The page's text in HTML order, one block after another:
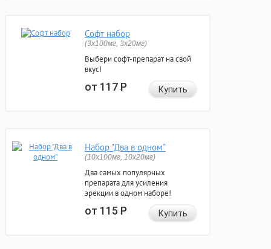
Софт набор
(3x100мг, 3x20мг)
Выбери софт-препарат на свой
вкус!
от 117Р Купить
Набор "Два в одном"
(10x100мг, 10x20мг)
Два самых популярных
препарата для усиления
эрекции в одном наборе!
от 115Р Купить